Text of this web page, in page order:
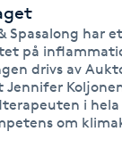
Spasalong har
på
drivs av
Koljonen
i hela
om